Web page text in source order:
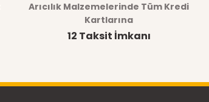
Arıcılık Malzemelerinde Tüm Kredi
Kartlarına
12 Taksit İmkanı